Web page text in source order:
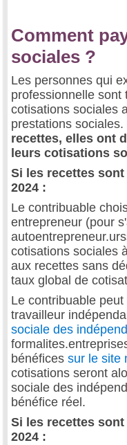
Comment
sociales ?
Les personnes qui
professionnelle sont
cotisations sociales
prestations sociales.
recettes, elles ont
leurs cotisations
Si les recettes sont
2024 :
Le contribuable
entrepreneur (pour
cotisations sociales
aux recettes sans
taux global de
Le contribuable
travailleur
sociale des
bénéfices sur le site
cotisations seront
sociale des
bénéfice réel.
Si les recettes sont
2024 :